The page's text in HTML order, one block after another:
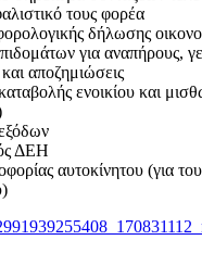
τους φορέα
δήλωσης
για αναπήρους,
αποζημιώσεις
ενοικίου και
ΔΕΗ
αυτοκίνητου (για